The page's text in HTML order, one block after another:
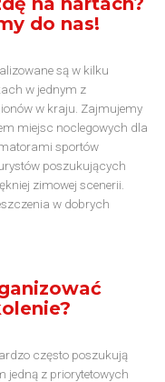
do nas!
są w kilku
w jednym z
w kraju. Zajmujemy
miejsc noclegowych dla
sportów
poszukujących
zimowej scenerii.
w dobrych
często poszukują
jedną z priorytetowych